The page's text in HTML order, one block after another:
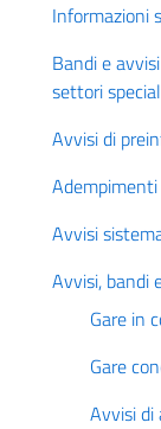
Informazioni
Bandi e
settori
Avvisi di
Avvisi
Avvisi, bandi
Gare in
Gare
Avvisi di